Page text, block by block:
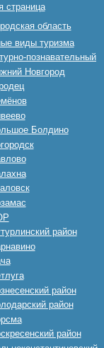
страница
область
виды туризма
познавательный
Новгород
Болдино
район
район
район
район